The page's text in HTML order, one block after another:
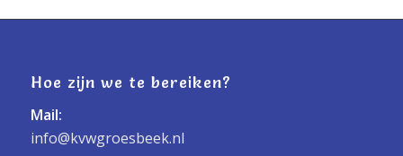
Hoe zijn we te bereiken?
Mail:
info@kvwgroesbeek.nl